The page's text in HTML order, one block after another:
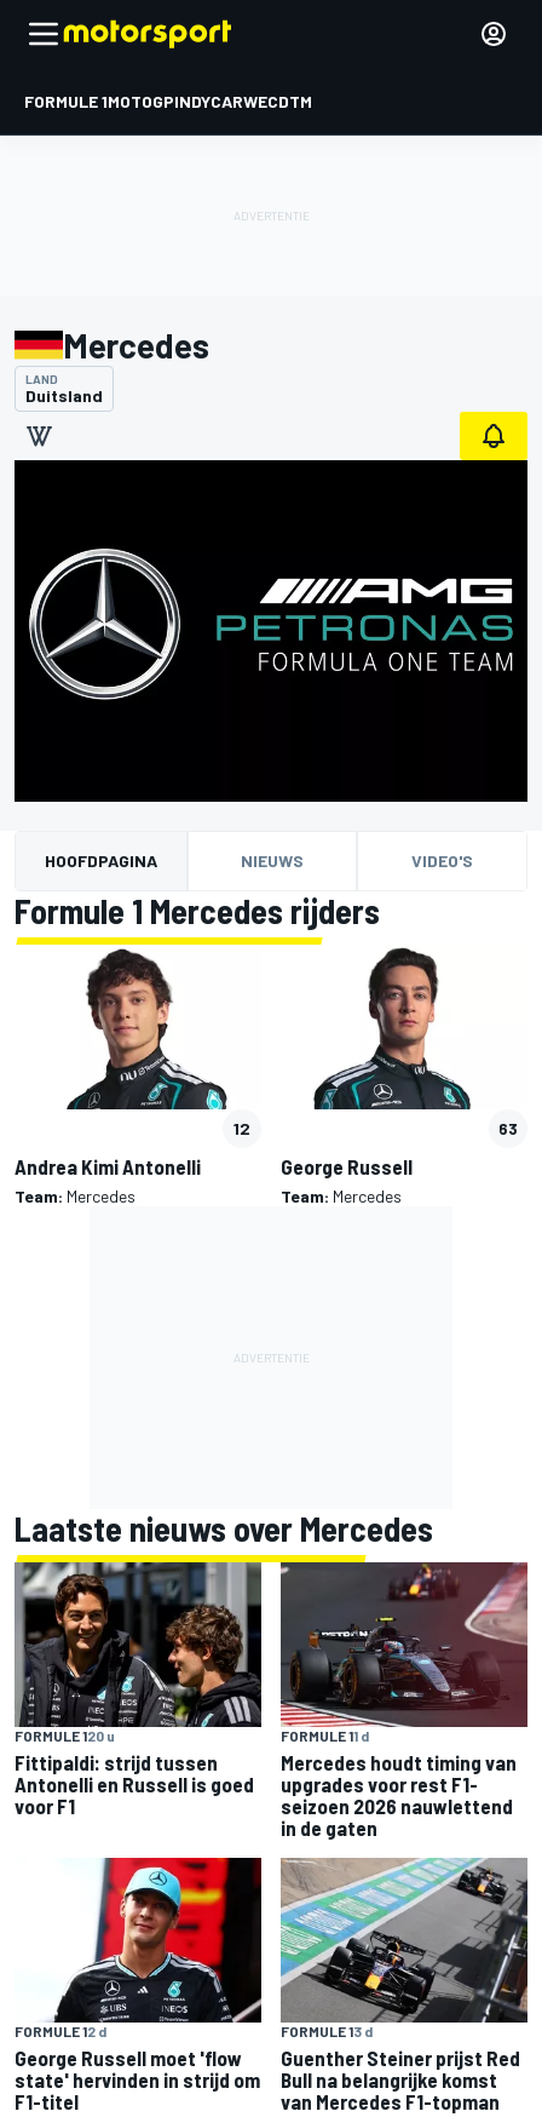
FORMULE 1MOTOGPINDYCARWECDTM
Mercedes
LAND
Duitsland
HOOFDPAGINA NIEUWS VIDEO'S
Formule 1 Mercedes rijders
12
Andrea Kimi Antonelli
Team: Mercedes
63
George Russell
Team: Mercedes
Laatste nieuws over Mercedes
FORMULE 120 u
Fittipaldi: strijd tussen
Antonelli en Russell is goed
voor F1
FORMULE 11 d
Mercedes houdt timing van
upgrades voor rest F1-
seizoen 2026 nauwlettend
in de gaten
FORMULE 12 d
George Russell moet 'flow
state' hervinden in strijd om
F1-titel
FORMULE 13 d
Guenther Steiner prijst Red
Bull na belangrijke komst
van Mercedes F1-topman